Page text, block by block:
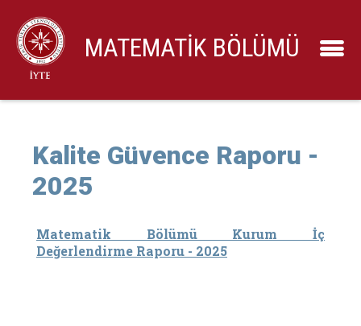
MATEMATİK BÖLÜMÜ
Kalite Güvence Raporu -
2025
Matematik Bölümü Kurum İç
Değerlendirme Raporu - 2025